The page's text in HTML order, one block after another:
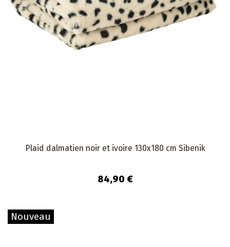
Plaid dalmatien noir et ivoire 130x180 cm Sibenik
84,90 €
Nouveau